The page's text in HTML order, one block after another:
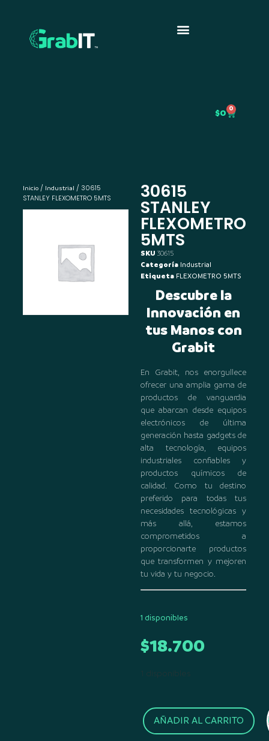
$0 0
Inicio/ Industrial
/ 30615
STANLEY FLEXOMETRO 5MTS
30615
STANLEY
FLEXOMETRO
5MTS
SKU 30615
Categoría Industrial
Etiqueta FLEXOMETRO 5MTS
Descubre la
Innovación en
tus Manos con
Grabit
En Grabit, nos enorgullece
ofrecer una amplia gama de
productos de vanguardia
que abarcan desde equipos
electrónicos de última
generación hasta gadgets de
alta tecnología, equipos
industriales confiables y
productos químicos de
calidad. Como tu destino
preferido para todas tus
necesidades tecnológicas y
más allá, estamos
comprometidos a
proporcionarte productos
que transformen y mejoren
tu vida y tu negocio.
1 disponibles
$18.700
1 disponibles
AÑADIR AL CARRITO